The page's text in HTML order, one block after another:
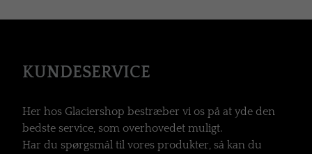
KUNDESERVICE
Her hos Glaciershop bestræber vi os på at yde den
bedste service, som overhovedet muligt.
Har du spørgsmål til vores produkter, så kan du